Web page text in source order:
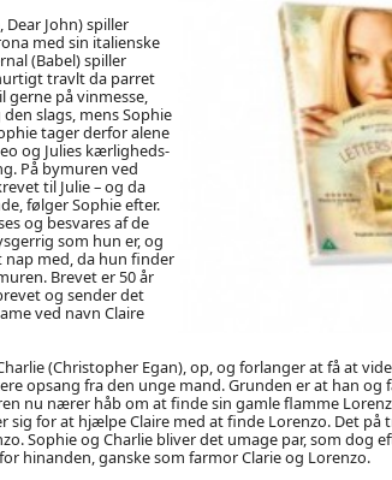
John) spiller
med sin italienske
(Babel) spiller
travlt da parret
gerne på vinmesse,
slags, mens Sophie
tager derfor alene
og Julies kærligheds-
På bymuren ved
til Julie – og da
følger Sophie efter.
og besvares af de
som hun er, og
nap med, da hun finder
Brevet er 50 år
og sender det
ved navn Claire
(Christopher Egan), op, og forlanger at få at
opsang fra den unge mand. Grunden er at han
nu nærer håb om at finde sin gamle flamme
sig for at hjælpe Claire med at finde Lorenzo. Det på
Sophie og Charlie bliver det umage par, som dog
hinanden, ganske som farmor Clarie og Lorenzo.